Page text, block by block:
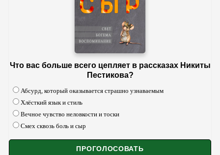
Что вас больше всего цепляет в рассказах Никиты
Пестикова?
Абсурд, который оказывается страшно узнаваемым
Хлёсткий язык и стиль
Вечное чувство неловкости и тоски
Смех сквозь боль и сыр